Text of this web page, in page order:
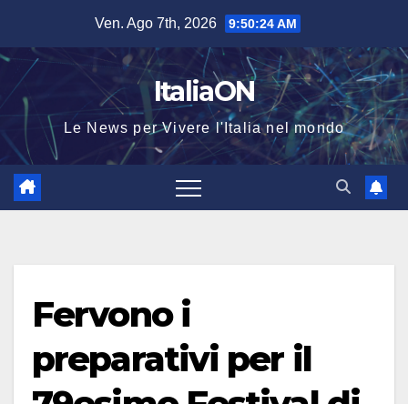
contenuto
Ven. Ago 7th, 2026 9:50:24 AM
ItaliaON
Le News per Vivere l'Italia nel mondo
Fervono i
preparativi per il